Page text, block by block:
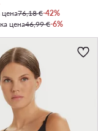
цена76,18 €-42%
цена46,99 €-6%